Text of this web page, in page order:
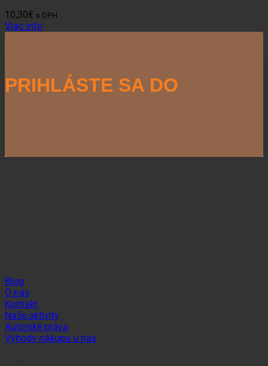
10,30€ s DPH
Viac info
PRIHLÁSTE SA DO
Blog
O nás
Kontakt
Naše aktivity
Autorské práva
Výhody nákupu u nás